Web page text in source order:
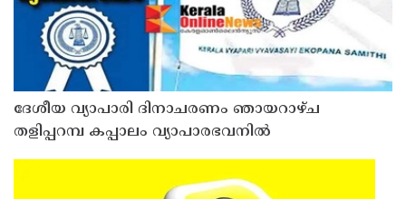
ദേശീയ വ്യാപാരി ദിനാചരണം ഞായറാഴ്ച
തളിപ്പറമ്പ കപ്പാലം വ്യാപാരഭവനിൽ